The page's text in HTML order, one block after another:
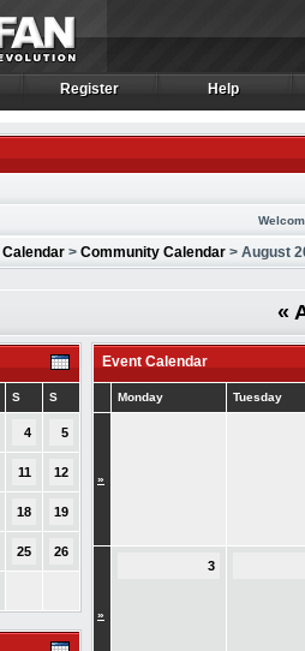
Register
Register Help
Help
Calendar > Community Calendar > August
«
S S
4 5
11 12
18 19
25 26
Event Calendar
Monday Tuesday
»
»
3